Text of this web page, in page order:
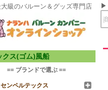
級のバルーン＆グッズ専門店
クス(ゴム)風船
== ブランドで選ぶ ==
センペルテックス